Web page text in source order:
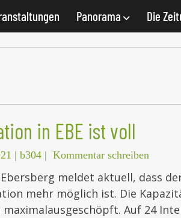
Panorama Die
in EBE ist voll
| b304 | Kommentar schreiben
meldet aktuell, dass
mehr möglich ist. Die
Auf 24